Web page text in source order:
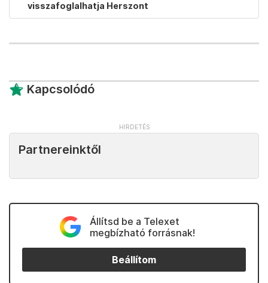
visszafoglalhatja Herszont
Kapcsolódó
Partnereinktől
Állítsd be a Telexet
megbízható forrásnak!
Beállítom